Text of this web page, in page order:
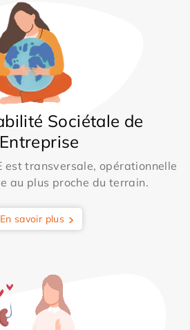
Sociétale de
est transversale, opérationnelle
au plus proche du terrain.
En savoir plus